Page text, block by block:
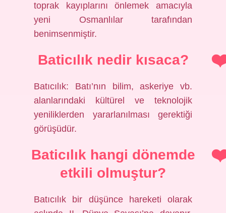
toprak kayıplarını önlemek amacıyla
yeni Osmanlılar tarafından
benimsenmiştir.
Baticılık nedir kısaca?
Batıcılık: Batı’nın bilim, askeriye vb.
alanlarındaki kültürel ve teknolojik
yeniliklerden yararlanılması gerektiği
görüşüdür.
Baticılık hangi dönemde
etkili olmuştur?
Batıcılık bir düşünce hareketi olarak